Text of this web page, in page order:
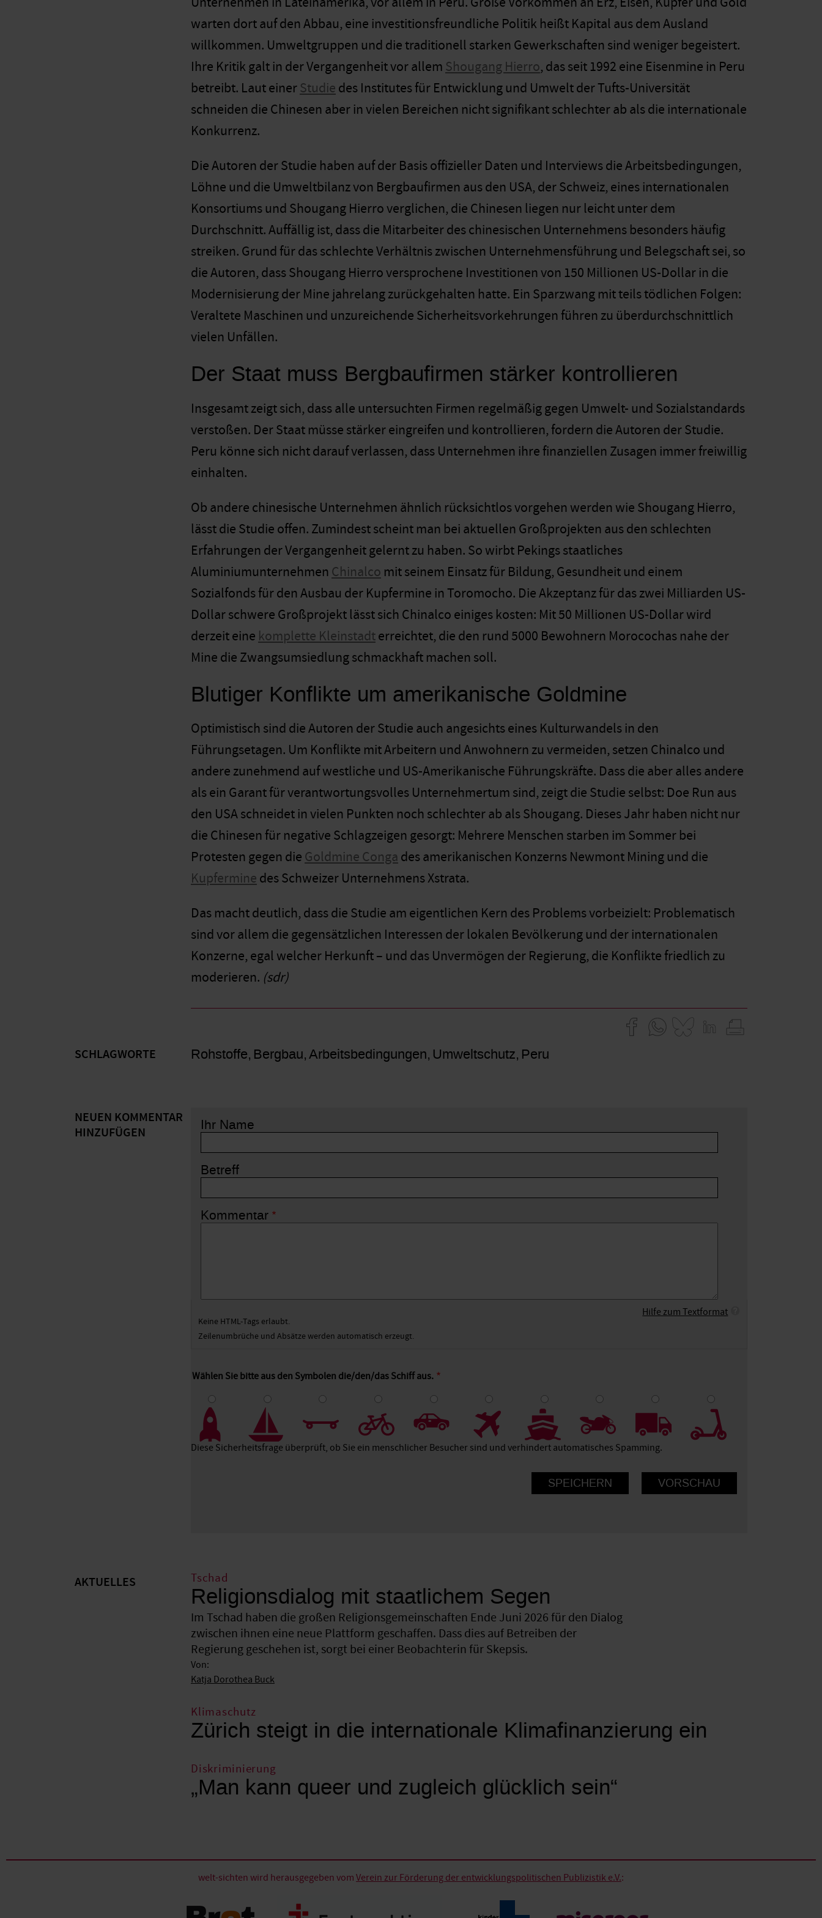
warten dort auf den Abbau, eine investitionsfreundliche Politik heißt Kapital aus dem Ausland
willkommen. Umweltgruppen und die traditionell starken Gewerkschaften sind weniger begeistert.
Ihre Kritik galt in der Vergangenheit vor allem Shougang Hierro, das seit 1992 eine Eisenmine in Peru
betreibt. Laut einerStudie des Institutes für Entwicklung und Umwelt der Tufts-Universität
schneiden die Chinesen aber in vielen Bereichen nicht signifikant schlechter ab als die internationale
Konkurrenz.
Die Autoren der Studie haben auf der Basis offizieller Daten und Interviews die Arbeitsbedingungen,
Löhne und die Umweltbilanz von Bergbaufirmen aus den USA, der Schweiz, eines internationalen
Konsortiums und Shougang Hierro verglichen, die Chinesen liegen nur leicht unter dem
Durchschnitt. Auffällig ist, dass die Mitarbeiter des chinesischen Unternehmens besonders häufig
streiken. Grund für das schlechte Verhältnis zwischen Unternehmensführung und Belegschaft sei, so
die Autoren, dass Shougang Hierro versprochene Investitionen von 150 Millionen US-Dollar in die
Modernisierung der Mine jahrelang zurückgehalten hatte. Ein Sparzwang mit teils tödlichen Folgen:
Veraltete Maschinen und unzureichende Sicherheitsvorkehrungen führen zu überdurchschnittlich
vielen Unfällen.
Der Staat muss Bergbaufirmen stärker kontrollieren
Insgesamt zeigt sich, dass alle untersuchten Firmen regelmäßig gegen Umwelt- und Sozialstandards
verstoßen. Der Staat müsse stärker eingreifen und kontrollieren, fordern die Autoren der Studie.
Peru könne sich nicht darauf verlassen, dass Unternehmen ihre finanziellen Zusagen immer freiwillig
einhalten.
Ob andere chinesische Unternehmen ähnlich rücksichtlos vorgehen werden wie Shougang Hierro,
lässt die Studie offen. Zumindest scheint man bei aktuellen Großprojekten aus den schlechten
Erfahrungen der Vergangenheit gelernt zu haben. So wirbt Pekings staatliches
Aluminiumunternehmen Chinalco mit seinem Einsatz für Bildung, Gesundheit und einem
Sozialfonds für den Ausbau der Kupfermine in Toromocho. Die Akzeptanz für das zwei Milliarden US-
Dollar schwere Großprojekt lässt sich Chinalco einiges kosten: Mit 50 Millionen US-Dollar wird
derzeit eine komplette Kleinstadterreichtet, die den rund 5000 Bewohnern Morocochas nahe der
Mine die Zwangsumsiedlung schmackhaft machen soll.
Blutiger Konflikte um amerikanische Goldmine
Optimistisch sind die Autoren der Studie auch angesichts eines Kulturwandels in den
Führungsetagen. Um Konflikte mit Arbeitern und Anwohnern zu vermeiden, setzen Chinalco und
andere zunehmend auf westliche und US-Amerikanische Führungskräfte. Dass die aber alles andere
als ein Garant für verantwortungsvolles Unternehmertum sind, zeigt die Studie selbst: Doe Run aus
den USA schneidet in vielen Punkten noch schlechter ab als Shougang. Dieses Jahr haben nicht nur
die Chinesen für negative Schlagzeigen gesorgt: Mehrere Menschen starben im Sommer bei
Protesten gegen die Goldmine Conga des amerikanischen Konzerns Newmont Mining und die
Kupfermine des Schweizer Unternehmens Xstrata.
Das macht deutlich, dass die Studie am eigentlichen Kern des Problems vorbeizielt: Problematisch
sind vor allem die gegensätzlichen Interessen der lokalen Bevölkerung und der internationalen
Konzerne, egal welcher Herkunft – und das Unvermögen der Regierung, die Konflikte friedlich zu
moderieren. (sdr)
SCHLAGWORTE Rohstoffe Bergbau Arbeitsbedingungen Umweltschutz Peru
NEUEN KOMMENTAR
HINZUFÜGEN
Ihr Name
Betreff
Kommentar
Hilfe zum Textformat
Keine HTML-Tags erlaubt.
Zeilenumbrüche und Absätze werden automatisch erzeugt.
Wählen Sie bitte aus den Symbolen die/den/das Schiff aus.
6 9 10
Diese Sicherheitsfrage überprüft, ob Sie ein menschlicher Besucher sind und verhindert automatisches Spamming.
AKTUELLES Tschad
Religionsdialog mit staatlichem Segen
Im Tschad haben die großen Religionsgemeinschaften Ende Juni 2026 für den Dialog
zwischen ihnen eine neue Plattform geschaffen. Dass dies auf Betreiben der
Regierung geschehen ist, sorgt bei einer Beobachterin für Skepsis.
Von:
Katja Dorothea Buck
Klimaschutz
Zürich steigt in die internationale Klimafinanzierung ein
Diskriminierung
„Man kann queer und zugleich glücklich sein“
welt-sichten wird herausgegeben vom Verein zur Förderung der entwicklungspolitischen Publizistik e.V.: